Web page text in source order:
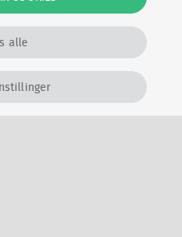
eller
bestilling av Full
alle